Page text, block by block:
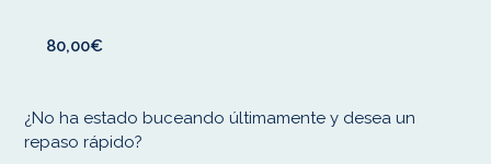
80,00€
¿No ha estado buceando últimamente y desea un
repaso rápido?